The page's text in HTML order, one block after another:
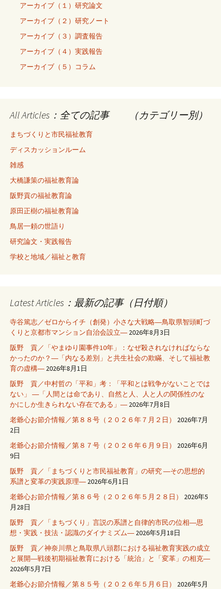
アーカイブ（１）研究論文
アーカイブ（２）研究ノート
アーカイブ（３）調査報告
アーカイブ（４）実践報告
アーカイブ（５）コラム
All Articles：全ての記事 （カテゴリー別）
まちづくりと市民福祉教育
ディスカッションルーム
雑感
大橋謙策の福祉教育論
阪野貢の福祉教育論
原田正樹の福祉教育論
鳥居一頼の世語り
研究論文・実践報告
学校と地域／福祉と教育
Latest Articles：最新の記事（日付順）
寺谷篤志／ゼロからイチ（創発）小さな大戦略―鳥取県智頭町づ
くりと京都市マンション自治会設立― 2026年8月3日
阪野 貢／「やまゆり園事件10年」：なぜ殺されなければならな
かったのか？―「内なる差別」と共生社会の欺瞞、そして福祉教
育の虚構― 2026年8月1日
阪野 貢／中村哲の「平和」考：「平和とは戦争がないことでは
ない」 ―「人間とは命であり、自然と人、人と人の関係性のな
かにしか生きられない存在である」― 2026年7月8日
老爺心お節介情報／第８８号（２０２６年７月２日）
2026年7月
2日
老爺心お節介情報／第８７号（２０２６年６月９日）
2026年6月
9日
阪野 貢／「まちづくりと市民福祉教育」の研究 ―その思想的
系譜と変革の実践原理― 2026年6月1日
老爺心お節介情報／第８６号（２０２６年５月２８日）
2026年5
月28日
阪野 貢／「まちづくり」言説の系譜と自律的市民の位相―思
想・実践・技法・認識のダイナミズム― 2026年5月18日
阪野 貢／神奈川県と鳥取県八頭郡における福祉教育実践の成立
と展開―戦後初期福祉教育における「統治」と「変革」の相克―
2026年5月7日
老爺心お節介情報／第８５号（２０２６年５月６日）
2026年5月